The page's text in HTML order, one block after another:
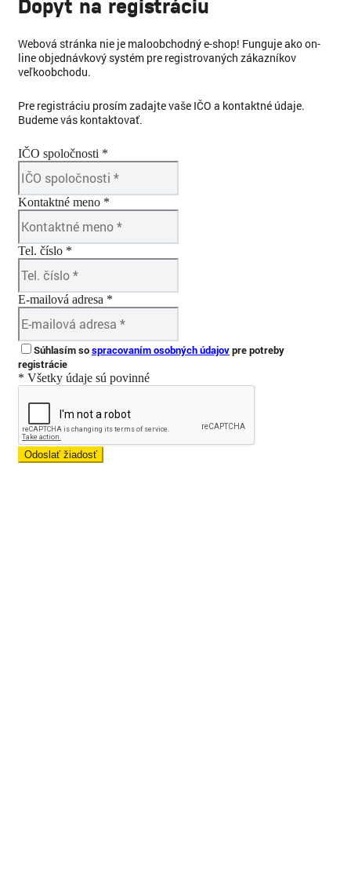
Webová stránka nie je maloobchodný e-shop! Funguje ako on-
line objednávkový systém pre registrovaných zákazníkov
veľkoobchodu.
Pre registráciu prosím zadajte vaše IČO a kontaktné údaje.
Budeme vás kontaktovať.
IČO spoločnosti *
Kontaktné meno *
Tel. číslo *
E-mailová adresa *
Súhlasím sospracovaním osobných údajovpre potreby
registrácie
* Všetky údaje sú povinné
Odoslať žiadosť